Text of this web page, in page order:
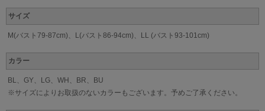
サイズ
M(バスト79-87cm)、L(バスト86-94cm)、LL (バスト93-101cm)
カラー
BL、GY、LG、WH、BR、BU
※サイズによりお取扱のないカラーもございます。予めご了承ください。